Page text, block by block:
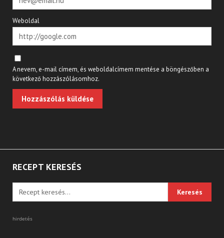
Weboldal
A nevem, e-mail címem, és weboldalcímem mentése a böngészőben a
következő hozzászólásomhoz.
RECEPT KERESÉS
hirdetés